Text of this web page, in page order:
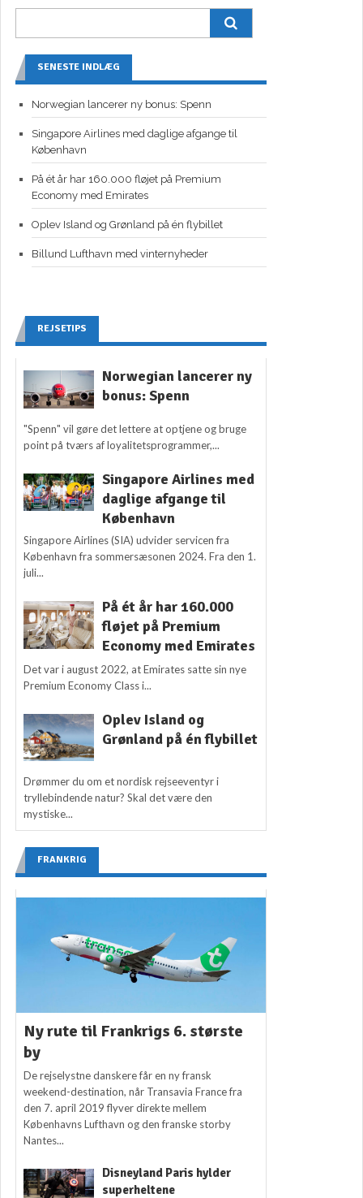
SENESTE INDLÆG
Norwegian lancerer ny bonus: Spenn
Singapore Airlines med daglige afgange til
København
På ét år har 160.000 fløjet på Premium
Economy med Emirates
Oplev Island og Grønland på én flybillet
Billund Lufthavn med vinternyheder
REJSETIPS
Norwegian lancerer ny
bonus: Spenn
"Spenn" vil gøre det lettere at optjene og bruge
point på tværs af loyalitetsprogrammer,...
Singapore Airlines med
daglige afgange til
København
Singapore Airlines (SIA) udvider servicen fra
København fra sommersæsonen 2024. Fra den 1.
juli...
På ét år har 160.000
fløjet på Premium
Economy med Emirates
Det var i august 2022, at Emirates satte sin nye
Premium Economy Class i...
Oplev Island og
Grønland på én flybillet
Drømmer du om et nordisk rejseeventyr i
tryllebindende natur? Skal det være den
mystiske...
FRANKRIG
Ny rute til Frankrigs 6. største
by
De rejselystne danskere får en ny fransk
weekend-destination, når Transavia France fra
den 7. april 2019 flyver direkte mellem
Københavns Lufthavn og den franske storby
Nantes...
Disneyland Paris hylder
superheltene